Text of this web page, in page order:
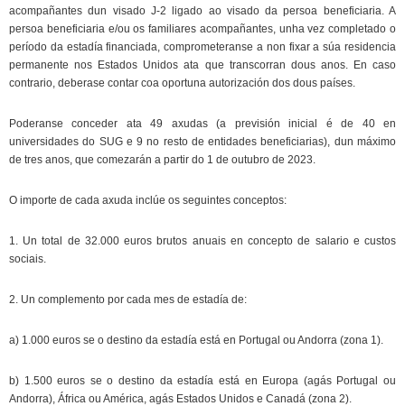
acompañantes dun visado J-2 ligado ao visado da persoa beneficiaria. A
persoa beneficiaria e/ou os familiares acompañantes, unha vez completado o
período da estadía financiada, comprometeranse a non fixar a súa residencia
permanente nos Estados Unidos ata que transcorran dous anos. En caso
contrario, deberase contar coa oportuna autorización dos dous países.
Poderanse conceder ata 49 axudas (a previsión inicial é de 40 en
universidades do SUG e 9 no resto de entidades beneficiarias), dun máximo
de tres anos, que comezarán a partir do 1 de outubro de 2023.
O importe de cada axuda inclúe os seguintes conceptos:
1. Un total de 32.000 euros brutos anuais en concepto de salario e custos
sociais.
2. Un complemento por cada mes de estadía de:
a) 1.000 euros se o destino da estadía está en Portugal ou Andorra (zona 1).
b) 1.500 euros se o destino da estadía está en Europa (agás Portugal ou
Andorra), África ou América, agás Estados Unidos e Canadá (zona 2).